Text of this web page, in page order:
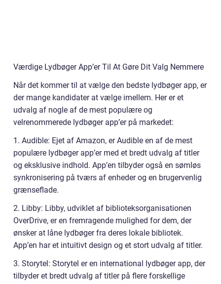
Værdige Lydbøger App’er Til At Gøre Dit Valg Nemmere
Når det kommer til at vælge den bedste lydbøger app, er
der mange kandidater at vælge imellem. Her er et
udvalg af nogle af de mest populære og
velrenommerede lydbøger app’er på markedet:
1. Audible: Ejet af Amazon, er Audible en af de mest
populære lydbøger app’er med et bredt udvalg af titler
og eksklusive indhold. App’en tilbyder også en sømløs
synkronisering på tværs af enheder og en brugervenlig
grænseflade.
2. Libby: Libby, udviklet af biblioteksorganisationen
OverDrive, er en fremragende mulighed for dem, der
ønsker at låne lydbøger fra deres lokale bibliotek.
App’en har et intuitivt design og et stort udvalg af titler.
3. Storytel: Storytel er en international lydbøger app, der
tilbyder et bredt udvalg af titler på flere forskellige